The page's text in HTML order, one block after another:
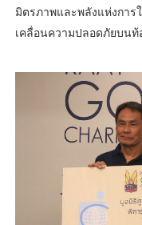
มิตรภาพและพลังแห่งการ
เคลื่อนความปลอดภัยบน